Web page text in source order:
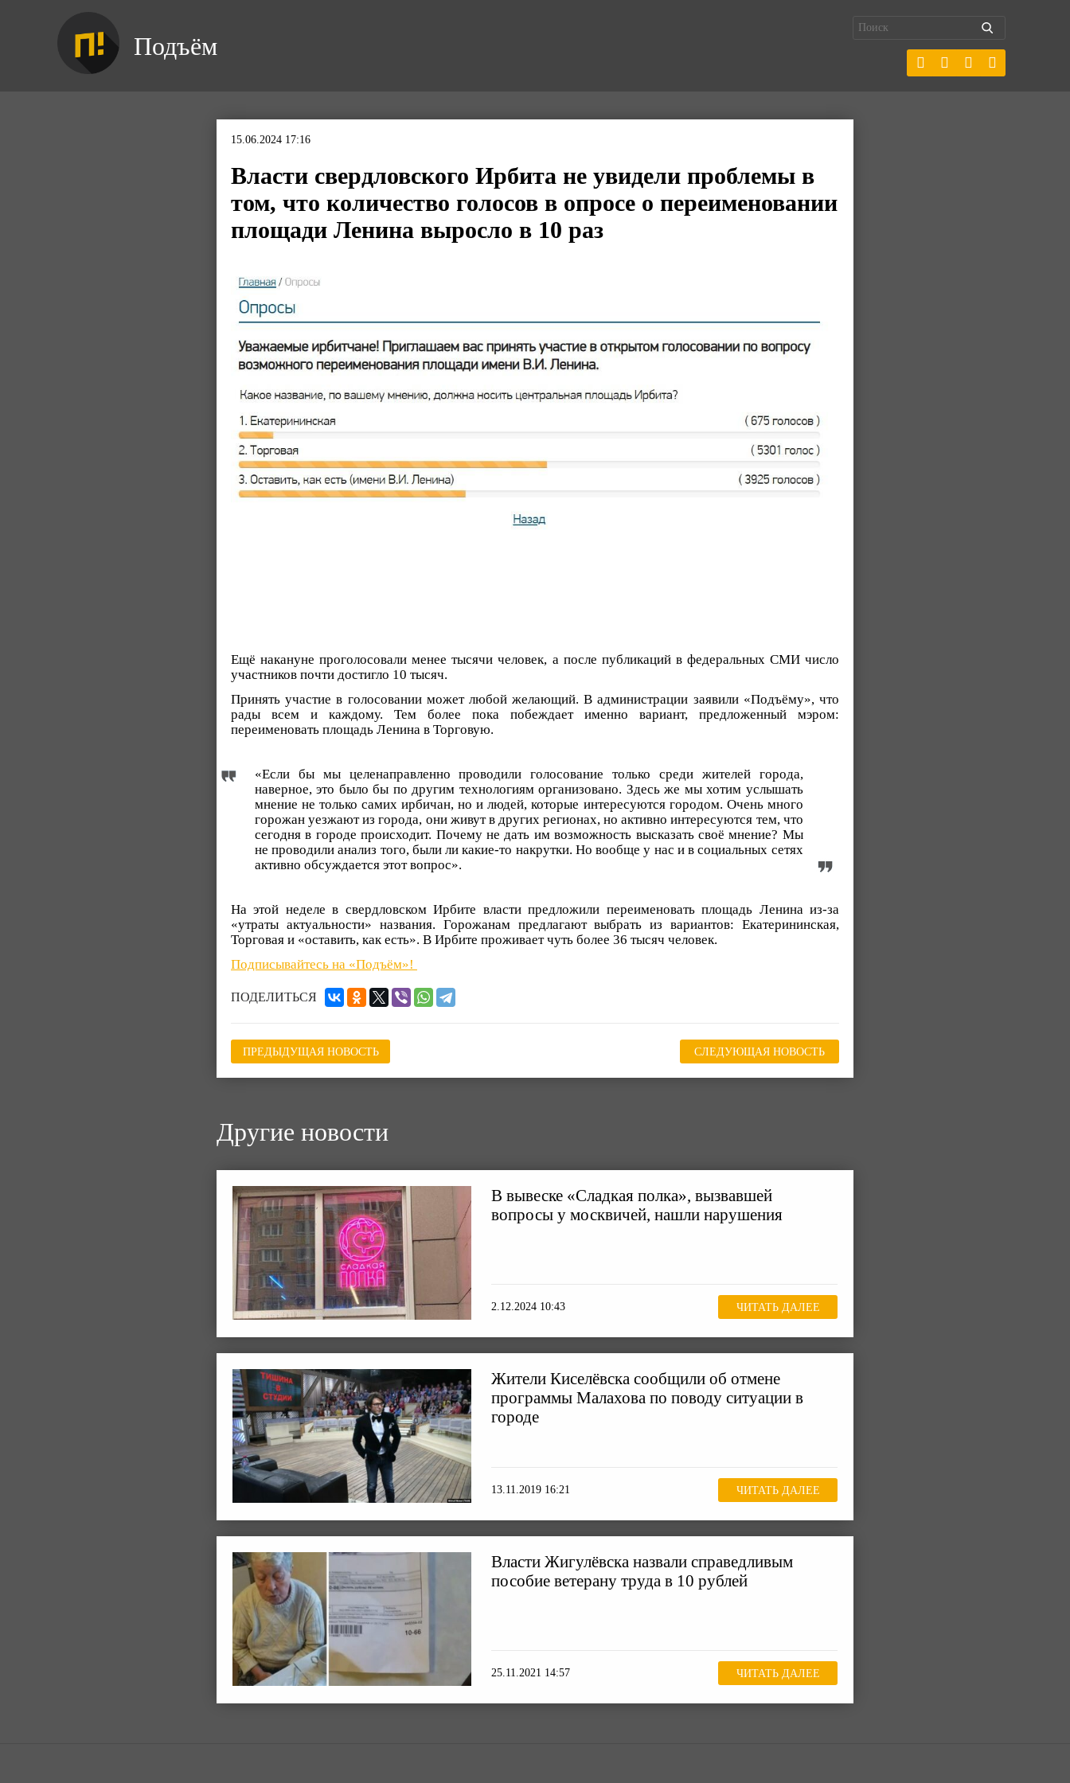
Подъём
15.06.2024 17:16
Власти свердловского Ирбита не увидели проблемы в
том, что количество голосов в опросе о переименовании
площади Ленина выросло в 10 раз
Ещё накануне проголосовали менее тысячи человек, а после публикаций в федеральных СМИ число
участников почти достигло 10 тысяч.
Принять участие в голосовании может любой желающий. В администрации заявили «Подъёму», что
рады всем и каждому. Тем более пока побеждает именно вариант, предложенный мэром:
переименовать площадь Ленина в Торговую.
«Если бы мы целенаправленно проводили голосование только среди жителей города,
наверное, это было бы по другим технологиям организовано. Здесь же мы хотим услышать
мнение не только самих ирбичан, но и людей, которые интересуются городом. Очень много
горожан уезжают из города, они живут в других регионах, но активно интересуются тем, что
сегодня в городе происходит. Почему не дать им возможность высказать своё мнение? Мы
не проводили анализ того, были ли какие-то накрутки. Но вообще у нас и в социальных сетях
активно обсуждается этот вопрос».
На этой неделе в свердловском Ирбите власти предложили переименовать площадь Ленина из-за
«утраты актуальности» названия. Горожанам предлагают выбрать из вариантов: Екатерининская,
Торговая и «оставить, как есть». В Ирбите проживает чуть более 36 тысяч человек.
Подписывайтесь на «Подъём»!
ПОДЕЛИТЬСЯ
ПРЕДЫДУЩАЯ НОВОСТЬ СЛЕДУЮЩАЯ НОВОСТЬ
Другие новости
В вывеске «Сладкая полка», вызвавшей
вопросы у москвичей, нашли нарушения
2.12.2024 10:43 ЧИТАТЬ ДАЛЕЕ
Жители Киселёвска сообщили об отмене
программы Малахова по поводу ситуации в
городе
13.11.2019 16:21 ЧИТАТЬ ДАЛЕЕ
Власти Жигулёвска назвали справедливым
пособие ветерану труда в 10 рублей
25.11.2021 14:57 ЧИТАТЬ ДАЛЕЕ